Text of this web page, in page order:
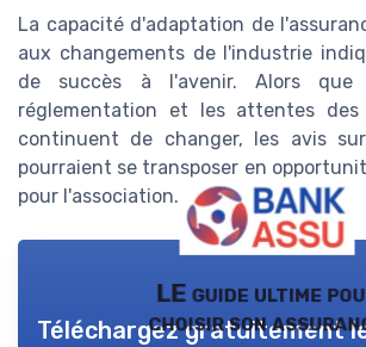
La capacité d'adaptation de
aux changements de l'industrie
de succès à l'avenir. Alors
réglementation et les attentes des
continuent de changer, les avis
pourraient se transposer en
pour l'association.
LE guide ultime
choisir son
Téléchargez gratuitement